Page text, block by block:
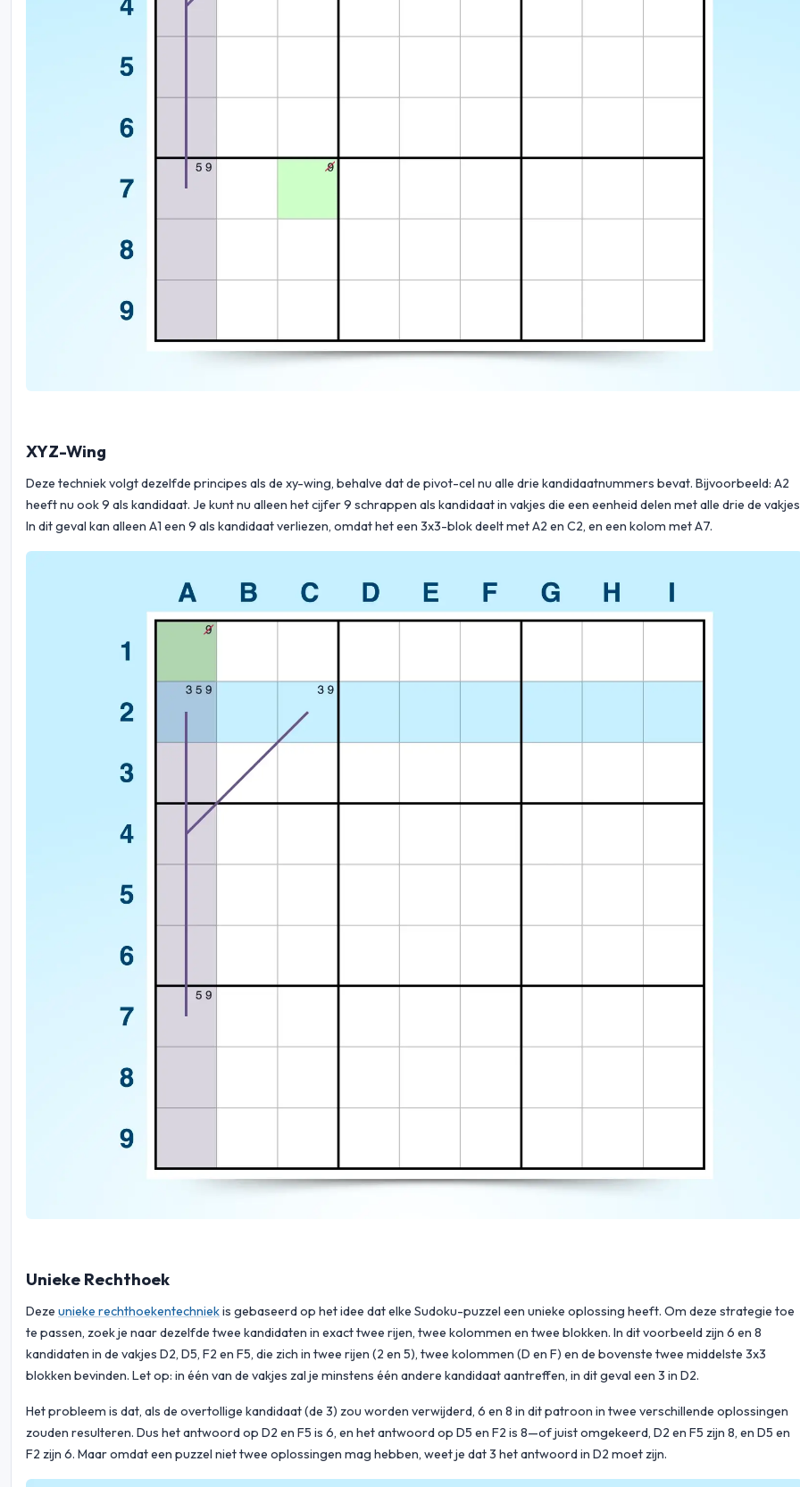
XYZ-Wing
Deze techniek volgt dezelfde principes als de xy-wing, behalve dat de pivot-cel nu alle drie kandidaatnummers bevat. Bijvoorbeeld: A2
heeft nu ook 9 als kandidaat. Je kunt nu alleen het cijfer 9 schrappen als kandidaat in vakjes die een eenheid delen met alle drie de
In dit geval kan alleen A1 een 9 als kandidaat verliezen, omdat het een 3x3-blok deelt met A2 en C2, en een kolom met A7.
Unieke Rechthoek
Deze unieke rechthoekentechniekis gebaseerd op het idee dat elke Sudoku-puzzel een unieke oplossing heeft. Om deze strategie toe
te passen, zoek je naar dezelfde twee kandidaten in exact twee rijen, twee kolommen en twee blokken. In dit voorbeeld zijn 6 en 8
kandidaten in de vakjes D2, D5, F2 en F5, die zich in twee rijen (2 en 5), twee kolommen (D en F) en de bovenste twee middelste 3x3
blokken bevinden. Let op: in één van de vakjes zal je minstens één andere kandidaat aantreffen, in dit geval een 3 in D2.
Het probleem is dat, als de overtollige kandidaat (de 3) zou worden verwijderd, 6 en 8 in dit patroon in twee verschillende oplossingen
zouden resulteren. Dus het antwoord op D2 en F5 is 6, en het antwoord op D5 en F2 is 8—of juist omgekeerd, D2 en F5 zijn 8, en D5 en
F2 zijn 6. Maar omdat een puzzel niet twee oplossingen mag hebben, weet je dat 3 het antwoord in D2 moet zijn.